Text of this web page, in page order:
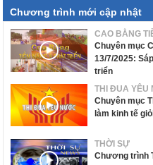
Chương trình mới cập nhật
CAO BẰNG
Chuyên mục
13/7/2025:
triển
THI ĐUA YÊU
Chuyên mục
làm kinh tế
THỜI SỰ
Chương trình